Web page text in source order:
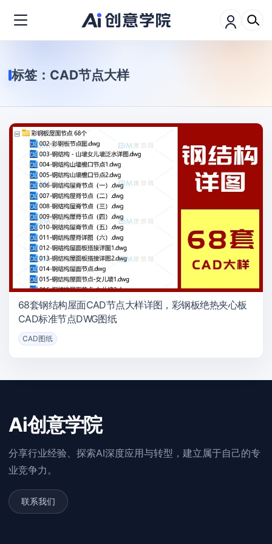
标签： CAD节点大样
68套钢结构屋面CAD节点大样详图，彩钢板绝热夹心板
CAD标准节点DWG图纸
CAD图纸
Ai创意学院
分享行业经验、探索AI深度应用与转型，建立属于自己的专
业竞争力。
联系我们